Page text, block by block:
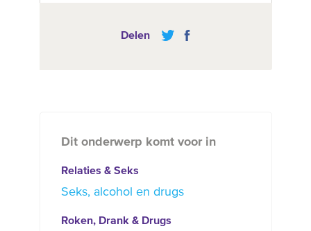
Delen
Dit onderwerp komt voor in
Relaties & Seks
Seks, alcohol en drugs
Roken, Drank & Drugs